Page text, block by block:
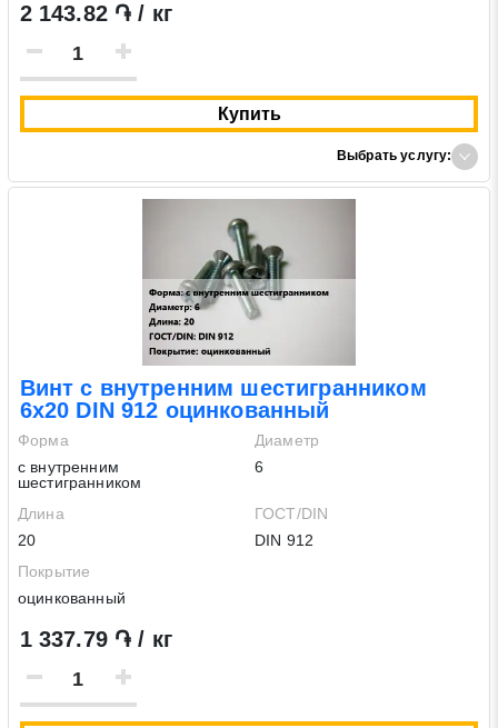
2 143.82 ֏ / кг
Купить
Выбрать услугу:
Винт с внутренним шестигранником
6х20 DIN 912 оцинкованный
Форма
с внутренним
шестигранником
Диаметр
6
Длина
20
ГОСТ/DIN
DIN 912
Покрытие
оцинкованный
1 337.79 ֏ / кг